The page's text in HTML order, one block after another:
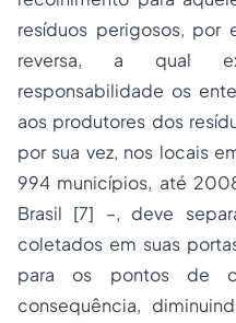
resíduos perigosos, por
reversa, a qual
responsabilidade os
aos produtores dos
por sua vez, nos locais
994 municípios, até
Brasil [7] –, deve
coletados em suas
para os pontos de
consequência,